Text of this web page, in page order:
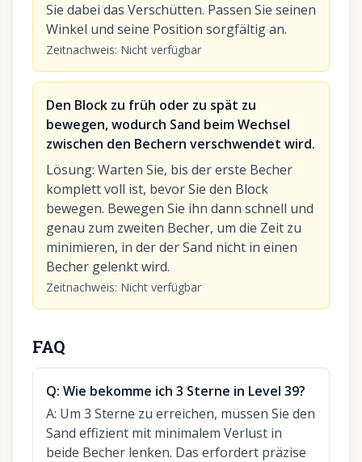
Sie dabei das Verschütten. Passen Sie seinen
Winkel und seine Position sorgfältig an.
Zeitnachweis: Nicht verfügbar
Den Block zu früh oder zu spät zu
bewegen, wodurch Sand beim Wechsel
zwischen den Bechern verschwendet wird.
Lösung: Warten Sie, bis der erste Becher
komplett voll ist, bevor Sie den Block
bewegen. Bewegen Sie ihn dann schnell und
genau zum zweiten Becher, um die Zeit zu
minimieren, in der der Sand nicht in einen
Becher gelenkt wird.
Zeitnachweis: Nicht verfügbar
FAQ
Q: Wie bekomme ich 3 Sterne in Level 39?
A: Um 3 Sterne zu erreichen, müssen Sie den
Sand effizient mit minimalem Verlust in
beide Becher lenken. Das erfordert präzise